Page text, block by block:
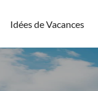
Idées de Vacances